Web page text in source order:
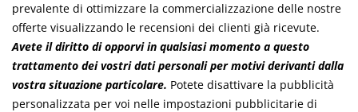
prevalente di ottimizzare la commercializzazione delle nostre
offerte visualizzando le recensioni dei clienti già ricevute.
Avete il diritto di opporvi in qualsiasi momento a questo
trattamento dei vostri dati personali per motivi derivanti dalla
vostra situazione particolare. Potete disattivare la pubblicità
personalizzata per voi nelle impostazioni pubblicitarie di